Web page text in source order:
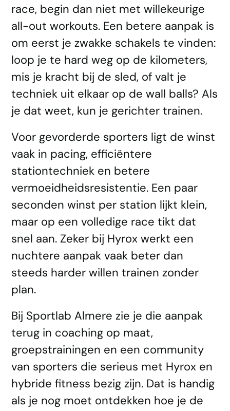
race, begin dan niet met willekeurige
all-out workouts. Een betere aanpak is
om eerst je zwakke schakels te vinden:
loop je te hard weg op de kilometers,
mis je kracht bij de sled, of valt je
techniek uit elkaar op de wall balls? Als
je dat weet, kun je gerichter trainen.
Voor gevorderde sporters ligt de winst
vaak in pacing, efficiëntere
stationtechniek en betere
vermoeidheidsresistentie. Een paar
seconden winst per station lijkt klein,
maar op een volledige race tikt dat
snel aan. Zeker bij Hyrox werkt een
nuchtere aanpak vaak beter dan
steeds harder willen trainen zonder
plan.
Bij Sportlab Almere zie je die aanpak
terug in coaching op maat,
groepstrainingen en een community
van sporters die serieus met Hyrox en
hybride fitness bezig zijn. Dat is handig
als je nog moet ontdekken hoe je de